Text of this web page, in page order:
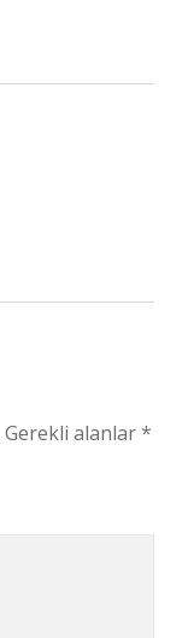
Gerekli alanlar*